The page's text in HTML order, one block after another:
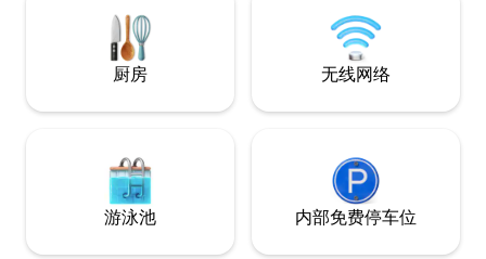
厨房 无线网络
游泳池 内部免费停车位